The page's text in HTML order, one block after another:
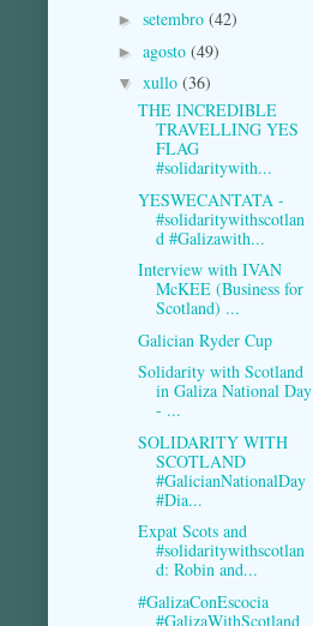
► setembro (42)
► agosto (49)
▼ xullo (36)
THE INCREDIBLE
TRAVELLING YES
FLAG
#solidaritywith...
YESWECANTATA -
#solidaritywithscotlan
d #Galizawith...
Interview with IVAN
McKEE (Business for
Scotland) ...
Galician Ryder Cup
Solidarity with Scotland
in Galiza National Day
- ...
SOLIDARITY WITH
SCOTLAND
#GalicianNationalDay
#Dia...
Expat Scots and
#solidaritywithscotlan
d: Robin and...
#GalizaConEscocia
#GalizaWithScotland